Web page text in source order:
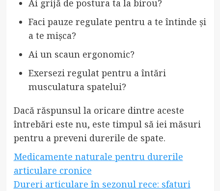
Ai grijă de postura ta la birou?
Faci pauze regulate pentru a te întinde și
a te mișca?
Ai un scaun ergonomic?
Exersezi regulat pentru a întări
musculatura spatelui?
Dacă răspunsul la oricare dintre aceste
întrebări este nu, este timpul să iei măsuri
pentru a preveni durerile de spate.
Medicamente naturale pentru durerile
articulare cronice
Dureri articulare în sezonul rece: sfaturi